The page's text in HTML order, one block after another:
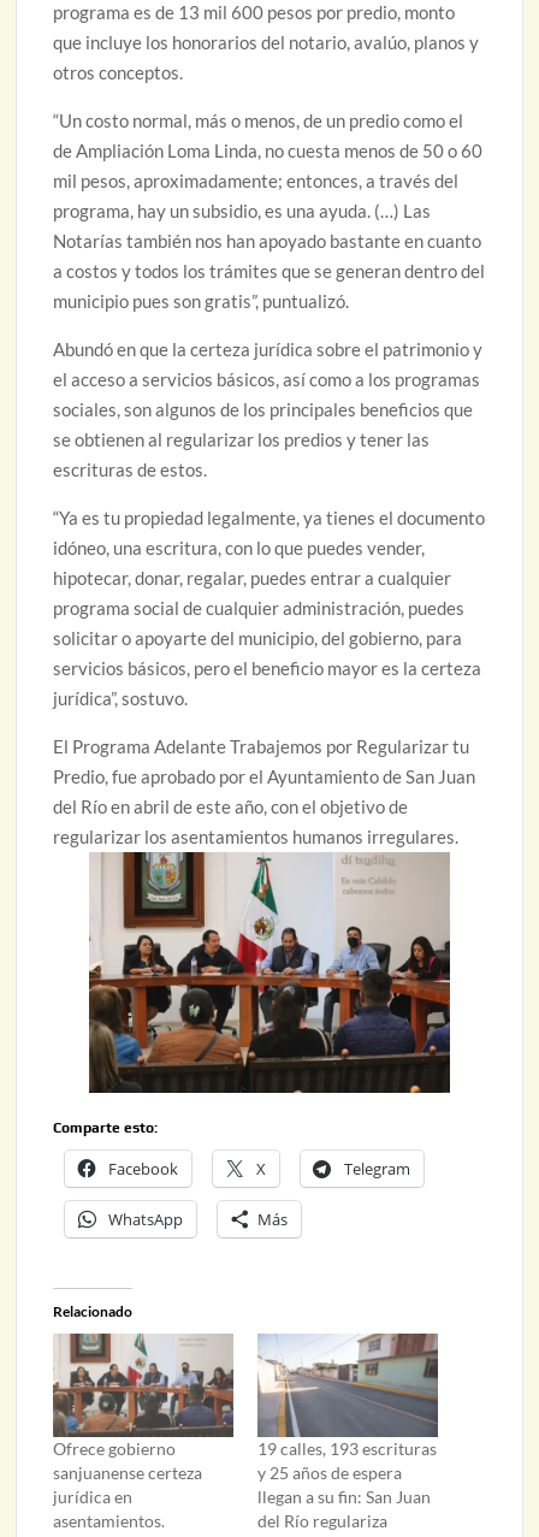
programa es de 13 mil 600 pesos por predio, monto
que incluye los honorarios del notario, avalúo, planos y
otros conceptos.
“Un costo normal, más o menos, de un predio como el
de Ampliación Loma Linda, no cuesta menos de 50 o 60
mil pesos, aproximadamente; entonces, a través del
programa, hay un subsidio, es una ayuda. (…) Las
Notarías también nos han apoyado bastante en cuanto
a costos y todos los trámites que se generan dentro del
municipio pues son gratis”, puntualizó.
Abundó en que la certeza jurídica sobre el patrimonio y
el acceso a servicios básicos, así como a los programas
sociales, son algunos de los principales beneficios que
se obtienen al regularizar los predios y tener las
escrituras de estos.
“Ya es tu propiedad legalmente, ya tienes el documento
idóneo, una escritura, con lo que puedes vender,
hipotecar, donar, regalar, puedes entrar a cualquier
programa social de cualquier administración, puedes
solicitar o apoyarte del municipio, del gobierno, para
servicios básicos, pero el beneficio mayor es la certeza
jurídica”, sostuvo.
El Programa Adelante Trabajemos por Regularizar tu
Predio, fue aprobado por el Ayuntamiento de San Juan
del Río en abril de este año, con el objetivo de
regularizar los asentamientos humanos irregulares.
Comparte esto:
Facebook X Telegram
WhatsApp Más
Relacionado
Ofrece gobierno
sanjuanense certeza
jurídica en
asentamientos.
19 calles, 193 escrituras
y 25 años de espera
llegan a su fin: San Juan
del Río regulariza